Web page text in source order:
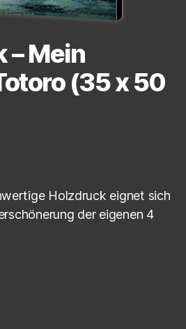
– Mein
(35 x 50
Holzdruck eignet sich
der eigenen 4